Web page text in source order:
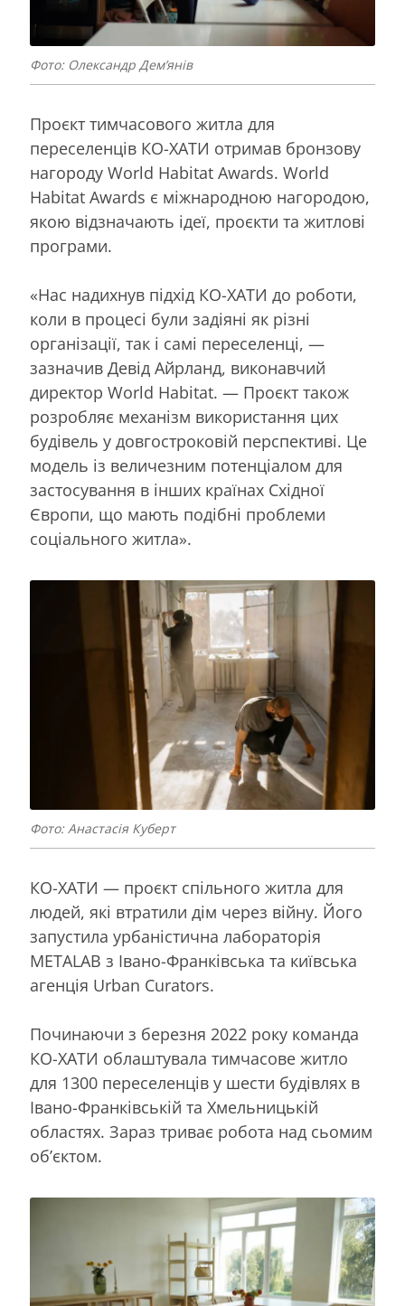
Фото: Олександр Дем’янів
Проєкт тимчасового житла для
переселенців КО-ХАТИ отримав бронзову
нагороду World Habitat Awards. World
Habitat Awards є міжнародною нагородою,
якою відзначають ідеї, проєкти та житлові
програми.
«Нас надихнув підхід КО-ХАТИ до роботи,
коли в процесі були задіяні як різні
організації, так і самі переселенці, —
зазначив Девід Айрланд, виконавчий
директор World Habitat. — Проєкт також
розробляє механізм використання цих
будівель у довгостроковій перспективі. Це
модель із величезним потенціалом для
застосування в інших країнах Східної
Європи, що мають подібні проблеми
соціального житла».
Фото: Анастасія Куберт
КО-ХАТИ — проєкт спільного житла для
людей, які втратили дім через війну. Його
запустила урбаністична лабораторія
METALAB з Івано-Франківська та київська
агенція Urban Curators.
Починаючи з березня 2022 року команда
КО-ХАТИ облаштувала тимчасове житло
для 1300 переселенців у шести будівлях в
Івано-Франківській та Хмельницькій
областях. Зараз триває робота над сьомим
об’єктом.